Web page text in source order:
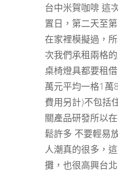
台中米賀咖啡 這
置日，第二天至
在家裡模擬過，
次我們承租兩格
桌椅燈具都要租
萬元平均一格1萬
費用另計)不包括
關產品研發所以
鬆許多 不要輕易
人潮真的很多，
攤，也很高興台